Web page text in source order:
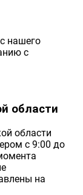
нашего
с
области
области
с 9:00 до
на